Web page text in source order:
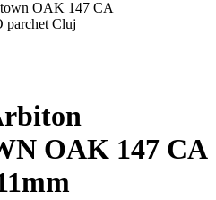
OAK 147 CA